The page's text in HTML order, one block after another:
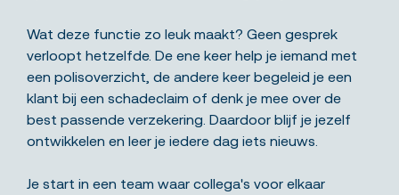
Wat deze functie zo leuk maakt? Geen gesprek
verloopt hetzelfde. De ene keer help je iemand met
een polisoverzicht, de andere keer begeleid je een
klant bij een schadeclaim of denk je mee over de
best passende verzekering. Daardoor blijf je jezelf
ontwikkelen en leer je iedere dag iets nieuws.
Je start in een team waar collega's voor elkaar